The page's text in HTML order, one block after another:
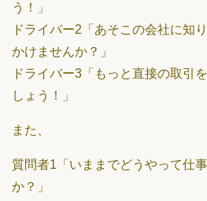
う！」
ドライバー2「あそこの会社に知
かけませんか？」
ドライバー3「もっと直接の取引
しょう！」
また、
質問者1「いままでどうやって仕
か？」